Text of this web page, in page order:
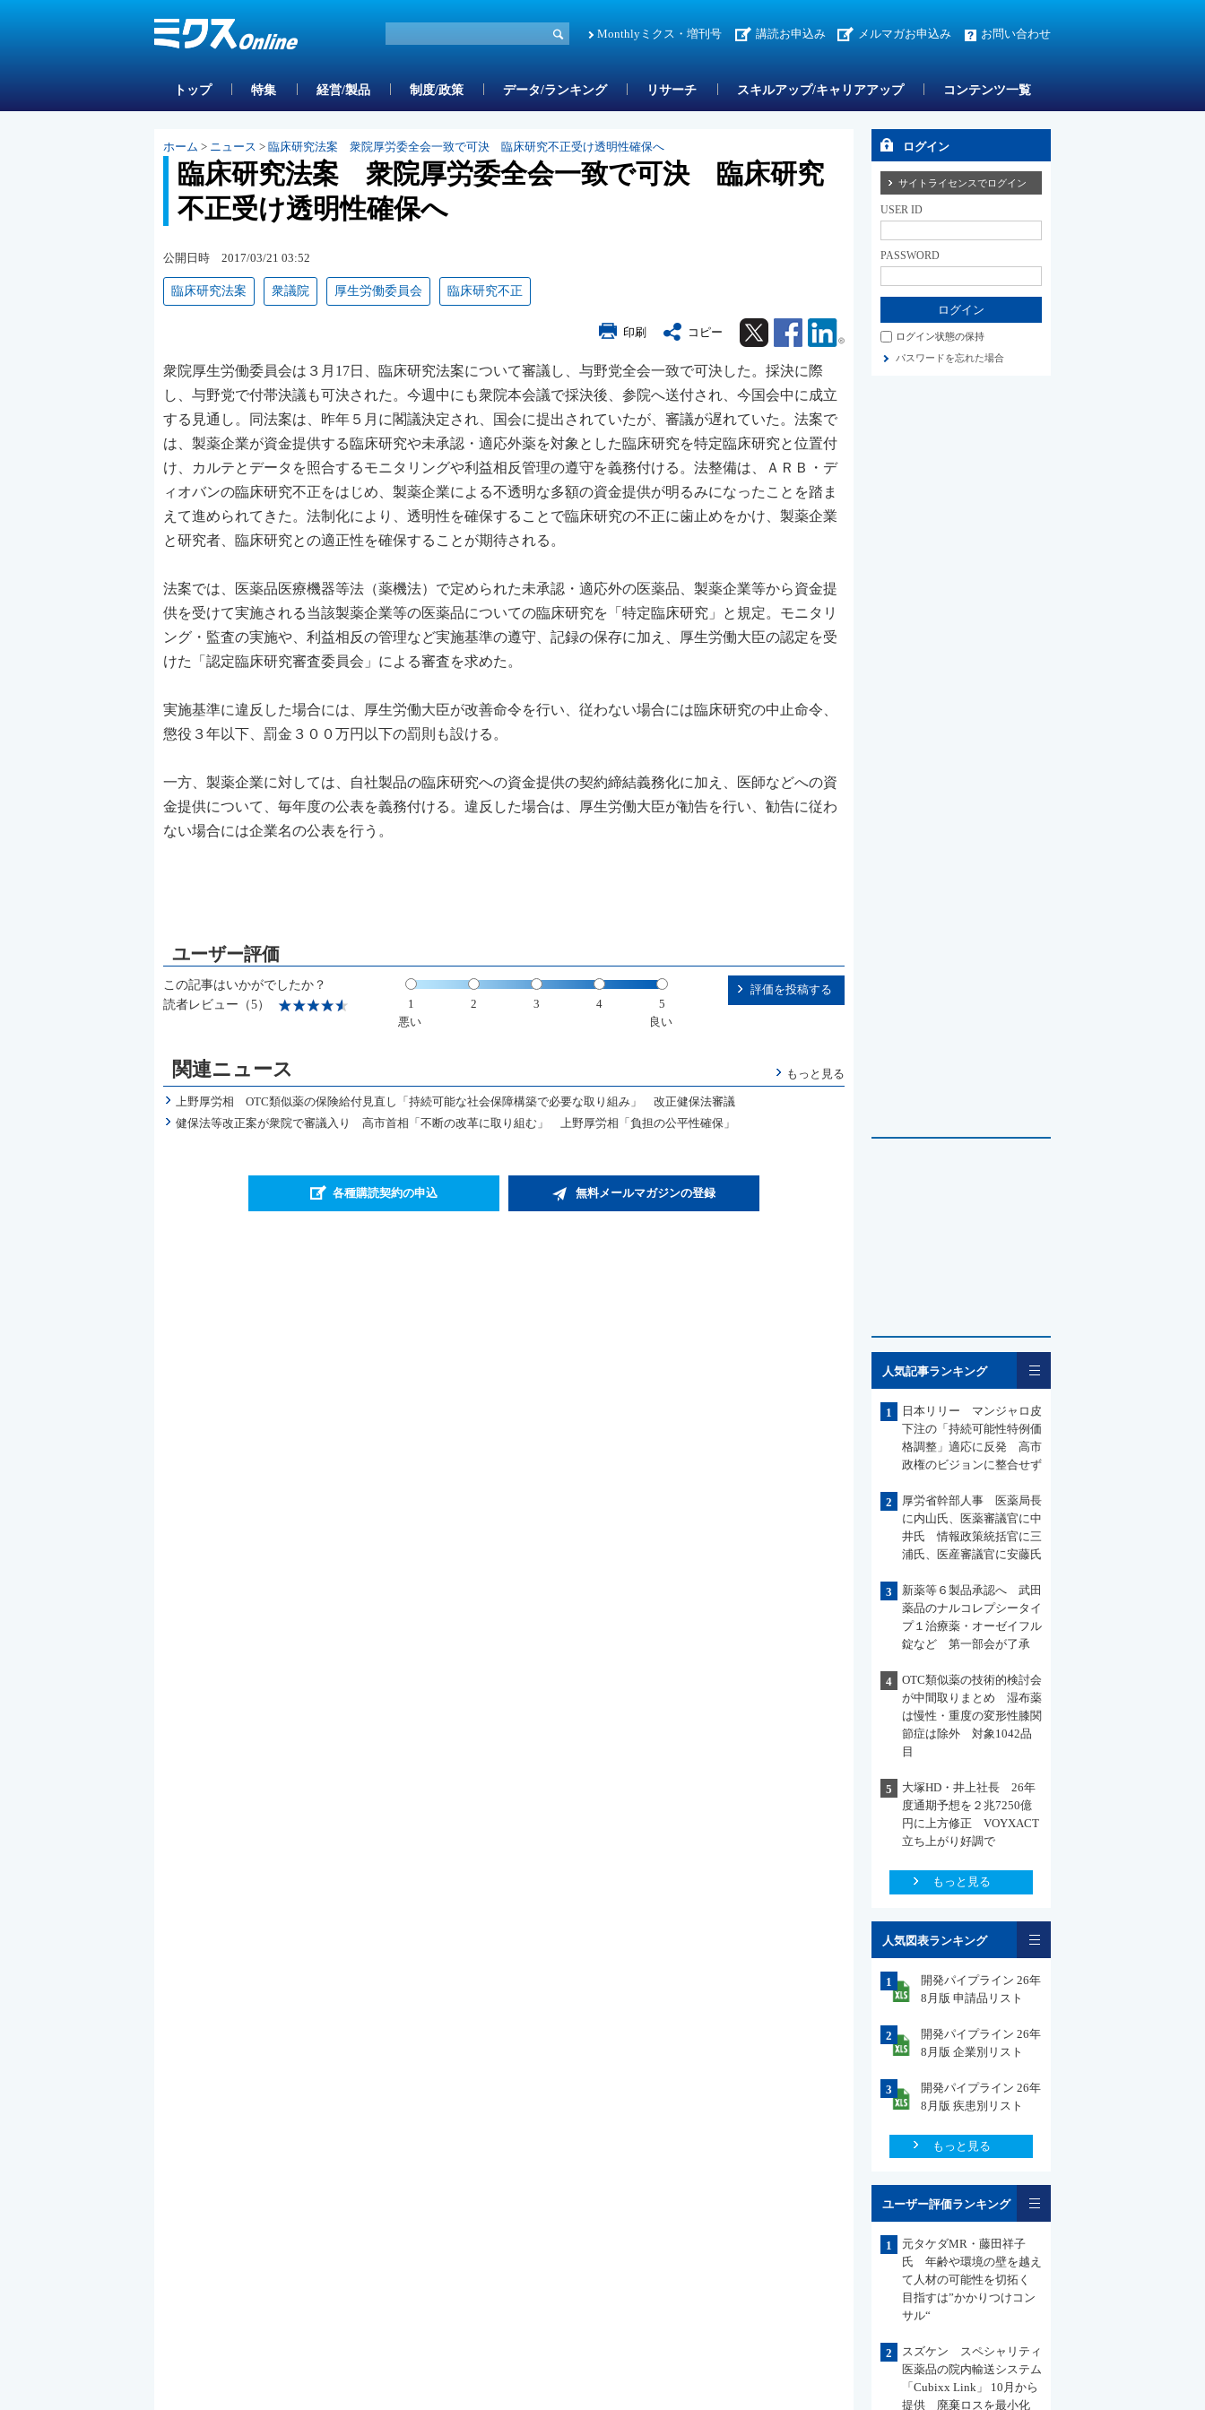
Monthlyミクス・増刊号 講読お申込み メルマガお申込み お問い合わせ
トップ 特集 経営/製品 制度/政策 データ/ランキング リサーチ スキルアップ/キャリアアップ コンテンツ一覧
ホーム > ニュース > 臨床研究法案 衆院厚労委全会一致で可決 臨床研究不正受け透明性確保へ
臨床研究法案 衆院厚労委全会一致で可決 臨床研究
不正受け透明性確保へ
公開日時 2017/03/21 03:52
臨床研究法案 衆議院 厚生労働委員会 臨床研究不正
印刷 コピー Twitter Facebook Linkedin
衆院厚生労働委員会は３月17日、臨床研究法案について審議し、与野党全会一致で可決した。採決に際
し、与野党で付帯決議も可決された。今週中にも衆院本会議で採決後、参院へ送付され、今国会中に成立
する見通し。同法案は、昨年５月に閣議決定され、国会に提出されていたが、審議が遅れていた。法案で
は、製薬企業が資金提供する臨床研究や未承認・適応外薬を対象とした臨床研究を特定臨床研究と位置付
け、カルテとデータを照合するモニタリングや利益相反管理の遵守を義務付ける。法整備は、ＡＲＢ・デ
ィオバンの臨床研究不正をはじめ、製薬企業による不透明な多額の資金提供が明るみになったことを踏ま
えて進められてきた。法制化により、透明性を確保することで臨床研究の不正に歯止めをかけ、製薬企業
と研究者、臨床研究との適正性を確保することが期待される。
法案では、医薬品医療機器等法（薬機法）で定められた未承認・適応外の医薬品、製薬企業等から資金提
供を受けて実施される当該製薬企業等の医薬品についての臨床研究を「特定臨床研究」と規定。モニタリ
ング・監査の実施や、利益相反の管理など実施基準の遵守、記録の保存に加え、厚生労働大臣の認定を受
けた「認定臨床研究審査委員会」による審査を求めた。
実施基準に違反した場合には、厚生労働大臣が改善命令を行い、従わない場合には臨床研究の中止命令、
懲役３年以下、罰金３００万円以下の罰則も設ける。
一方、製薬企業に対しては、自社製品の臨床研究への資金提供の契約締結義務化に加え、医師などへの資
金提供について、毎年度の公表を義務付ける。違反した場合は、厚生労働大臣が勧告を行い、勧告に従わ
ない場合には企業名の公表を行う。
この記事はいかがでしたか？
読者レビュー（5）
1 2 3 4
5
悪い
良い
評価を投稿する
関連ニュース もっと見る
上野厚労相 OTC類似薬の保険給付見直し「持続可能な社会保障構築で必要な取り組み」 改正健保法審議
健保法等改正案が衆院で審議入り 高市首相「不断の改革に取り組む」 上野厚労相「負担の公平性確保」
各種購読契約の申込 無料メールマガジンの登録
ログイン
サイトライセンスでログイン
USER ID
PASSWORD
ログイン状態の保持
パスワードを忘れた場合
人気記事ランキング
1
日本リリー マンジャロ皮
下注の「持続可能性特例価
格調整」適応に反発 高市
政権のビジョンに整合せず
2
厚労省幹部人事 医薬局長
に内山氏、医薬審議官に中
井氏 情報政策統括官に三
浦氏、医産審議官に安藤氏
3
新薬等６製品承認へ 武田
薬品のナルコレプシータイ
プ１治療薬・オーゼイフル
錠など 第一部会が了承
4
OTC類似薬の技術的検討会
が中間取りまとめ 湿布薬
は慢性・重度の変形性膝関
節症は除外 対象1042品
目
5
大塚HD・井上社長 26年
度通期予想を２兆7250億
円に上方修正 VOYXACT
立ち上がり好調で
もっと見る
人気図表ランキング
1
開発パイプライン 26年
8月版 申請品リスト
2
開発パイプライン 26年
8月版 企業別リスト
3
開発パイプライン 26年
8月版 疾患別リスト
もっと見る
ユーザー評価ランキング
1
元タケダMR・藤田祥子
氏 年齢や環境の壁を越え
て人材の可能性を切拓く
目指すは”かかりつけコン
サル“
2
スズケン スペシャリティ
医薬品の院内輸送システム
「Cubixx Link」 10月から
提供 廃棄ロスを最小化